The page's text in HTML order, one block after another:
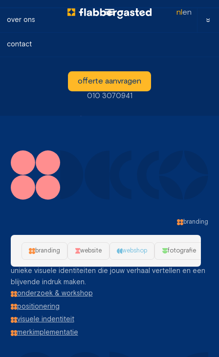
over ons
contact
offerte aanvragen
010 3070941
nl en
expertises
fotografie
branding website webshop fotografie
unieke branding
unieke visuele identiteiten die jouw verhaal vertellen en een
blijvende indruk maken.
onderzoek & workshop
positionering
visuele indentiteit
merkimplementatie
branding